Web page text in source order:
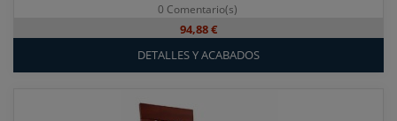
0 Comentario(s)
94,88 €
DETALLES Y ACABADOS